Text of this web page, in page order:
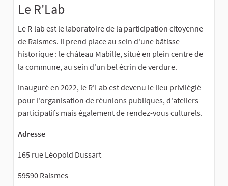
Le R'Lab
Le R-lab est le laboratoire de la participation citoyenne
de Raismes. Il prend place au sein d'une bâtisse
historique : le château Mabille, situé en plein centre de
la commune, au sein d'un bel écrin de verdure.
Inauguré en 2022, le R'Lab est devenu le lieu privilégié
pour l'organisation de réunions publiques, d'ateliers
participatifs mais également de rendez-vous culturels.
Adresse
165 rue Léopold Dussart
59590 Raismes